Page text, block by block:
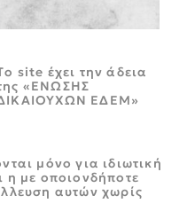
site έχει την άδεια
«ΕΝΩΣΗΣ
ΕΔΕΜ»
μόνο για ιδιωτική
η με οποιονδήποτε
αυτών χωρίς